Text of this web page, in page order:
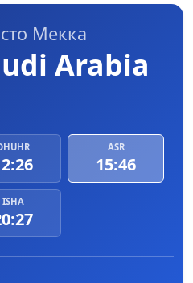
Мекка
Arabia
ASR
15:46
ISHA